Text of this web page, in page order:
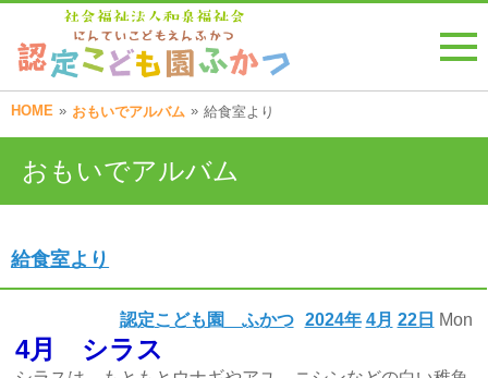
HOME » おもいでアルバム » 給食室より
おもいでアルバム
給食室より
2024年 4月 22日 Mon
認定こども園 ふかつ
4月 シラス